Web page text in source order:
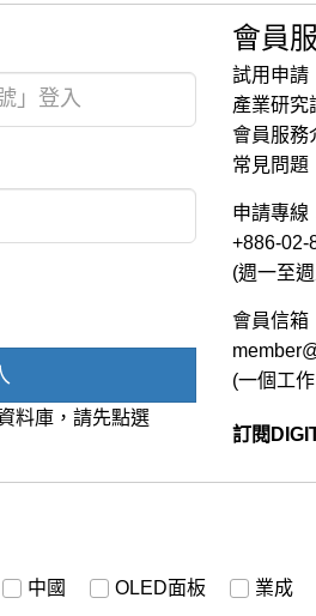
料庫，請先點選
會員
試用申請
產業研究
會員服務
常見問題
申請專線
+886-02-
(週一至
會員信箱
(一個工
訂閱
中國 OLED面板 業成